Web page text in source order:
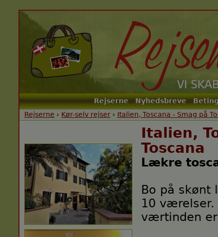
Italien,
Toscana
Lækre
Bo på skønt
10
værtinden
Main menu Rejserne Nyhedsbreve
Rejserne › Kør-selv rejser › Italien, Toscana - Smag på